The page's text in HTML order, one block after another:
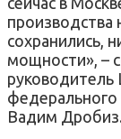
производства
сохранились,
мощности», –
руководитель
федерального
Вадим Дробиз.